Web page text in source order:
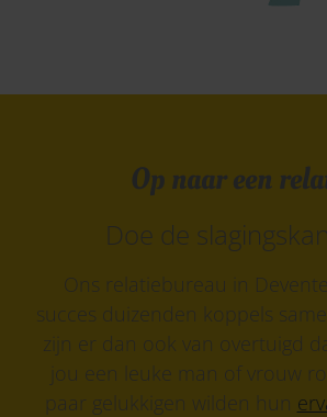
Op naar een
Doe de
Ons relatiebureau in
succes duizenden koppels
zijn er dan ook van overtuigd
jou een leuke man of vrouw
paar gelukkigen wilden hun